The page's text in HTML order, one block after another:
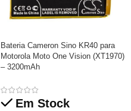
Bateria Cameron Sino KR40 para
Motorola Moto One Vision (XT1970)
– 3200mAh
Em Stock